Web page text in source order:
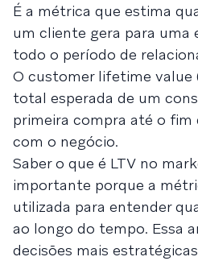
É a métrica que estima
um cliente gera para uma
todo o período de
O customer lifetime value
total esperada de um
primeira compra até o fim
com o negócio.
Saber o que é LTV no
importante porque a
utilizada para entender
ao longo do tempo. Essa
decisões mais